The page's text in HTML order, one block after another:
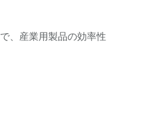
、産業用製品の効率性